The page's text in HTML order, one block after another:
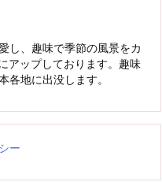
し、趣味で季節の風景をカ
アップしております。趣味
各地に出没します。
ー